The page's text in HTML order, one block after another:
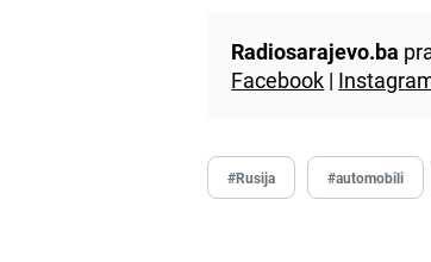
Radiosarajevo.ba
Facebook |
#Rusija #automobili